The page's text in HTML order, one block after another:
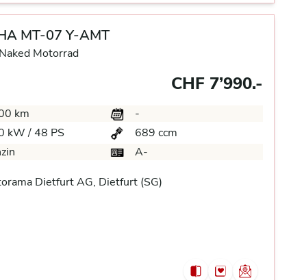
MT-07 Y-AMT
Naked Motorrad
CHF 7’990.-
km
-
kW / 48 PS
689 ccm
A-
Dietfurt AG, Dietfurt (SG)